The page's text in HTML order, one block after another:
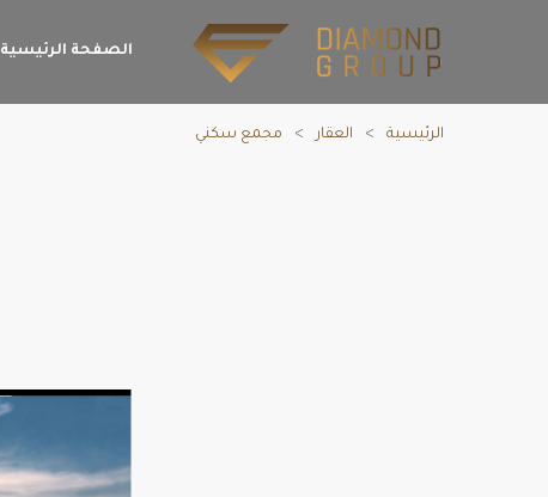
الصفحة الرئيسية
الرئيسية العقار مجمع سكني